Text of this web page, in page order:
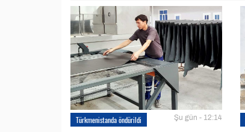
Türkmenistanda öndürildi Şu gün - 12:14